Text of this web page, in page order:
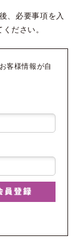
、必要事項を入
ださい。
客様情報が自